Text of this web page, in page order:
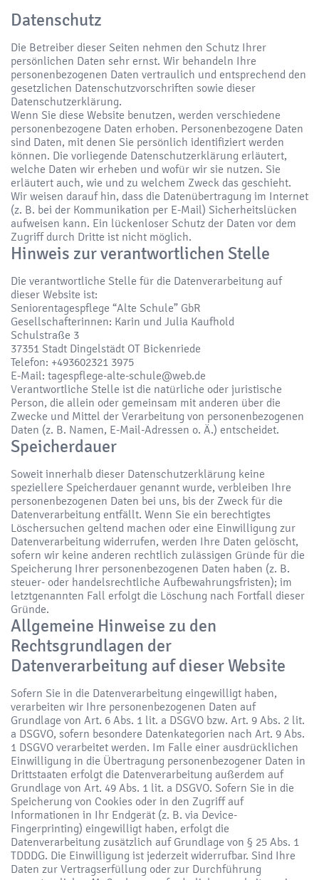
Datenschutz
Die Betreiber dieser Seiten nehmen den Schutz Ihrer
persönlichen Daten sehr ernst. Wir behandeln Ihre
personenbezogenen Daten vertraulich und entsprechend den
gesetzlichen Datenschutzvorschriften sowie dieser
Datenschutzerklärung.
Wenn Sie diese Website benutzen, werden verschiedene
personenbezogene Daten erhoben. Personenbezogene Daten
sind Daten, mit denen Sie persönlich identifiziert werden
können. Die vorliegende Datenschutzerklärung erläutert,
welche Daten wir erheben und wofür wir sie nutzen. Sie
erläutert auch, wie und zu welchem Zweck das geschieht.
Wir weisen darauf hin, dass die Datenübertragung im Internet
(z. B. bei der Kommunikation per E-Mail) Sicherheitslücken
aufweisen kann. Ein lückenloser Schutz der Daten vor dem
Zugriff durch Dritte ist nicht möglich.
Hinweis zur verantwortlichen Stelle
Die verantwortliche Stelle für die Datenverarbeitung auf
dieser Website ist:
Seniorentagespflege “Alte Schule” GbR
Gesellschafterinnen: Karin und Julia Kaufhold
Schulstraße 3
37351 Stadt Dingelstädt OT Bickenriede
Telefon: +493602321 3975
E-Mail: tagespflege-alte-schule@web.de
Verantwortliche Stelle ist die natürliche oder juristische
Person, die allein oder gemeinsam mit anderen über die
Zwecke und Mittel der Verarbeitung von personenbezogenen
Daten (z. B. Namen, E-Mail-Adressen o. Ä.) entscheidet.
Speicherdauer
Soweit innerhalb dieser Datenschutzerklärung keine
speziellere Speicherdauer genannt wurde, verbleiben Ihre
personenbezogenen Daten bei uns, bis der Zweck für die
Datenverarbeitung entfällt. Wenn Sie ein berechtigtes
Löschersuchen geltend machen oder eine Einwilligung zur
Datenverarbeitung widerrufen, werden Ihre Daten gelöscht,
sofern wir keine anderen rechtlich zulässigen Gründe für die
Speicherung Ihrer personenbezogenen Daten haben (z. B.
steuer- oder handelsrechtliche Aufbewahrungsfristen); im
letztgenannten Fall erfolgt die Löschung nach Fortfall dieser
Gründe.
Allgemeine Hinweise zu den
Rechtsgrundlagen der
Datenverarbeitung auf dieser Website
Sofern Sie in die Datenverarbeitung eingewilligt haben,
verarbeiten wir Ihre personenbezogenen Daten auf
Grundlage von Art. 6 Abs. 1 lit. a DSGVO bzw. Art. 9 Abs. 2 lit.
a DSGVO, sofern besondere Datenkategorien nach Art. 9 Abs.
1 DSGVO verarbeitet werden. Im Falle einer ausdrücklichen
Einwilligung in die Übertragung personenbezogener Daten in
Drittstaaten erfolgt die Datenverarbeitung außerdem auf
Grundlage von Art. 49 Abs. 1 lit. a DSGVO. Sofern Sie in die
Speicherung von Cookies oder in den Zugriff auf
Informationen in Ihr Endgerät (z. B. via Device-
Fingerprinting) eingewilligt haben, erfolgt die
Datenverarbeitung zusätzlich auf Grundlage von § 25 Abs. 1
TDDDG. Die Einwilligung ist jederzeit widerrufbar. Sind Ihre
Daten zur Vertragserfüllung oder zur Durchführung